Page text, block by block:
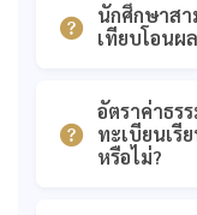
นักศึกษาสา
เทียบโอนผ
อัตราค่าธร
ทะเบียนเรี
หรือไม่?